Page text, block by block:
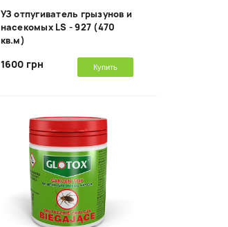
УЗ отпугиватель грызунов и
насекомых LS - 927 (470
кв.м)
1600 грн Купить